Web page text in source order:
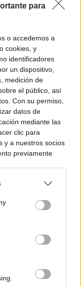
para
o accedemos a
cookies, y
identificadores
un dispositivo,
medición de
el público, así
Con su permiso,
datos de
mediante las
clic para
y a nuestros socios
previamente
que algún
derecho de
se aplicarán
este sitio web o